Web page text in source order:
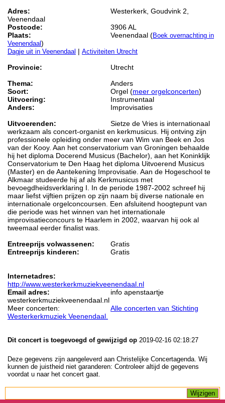
Adres:
Westerkerk, Goudvink 2,
Veenendaal
Postcode:
3906 AL
Plaats:
Veenendaal (Boek overnachting in
Veenendaal)
Dagje uit in Veenendaal | Activiteiten Utrecht
Provincie:
Utrecht
Thema:
Anders
Soort:
Orgel (meer orgelconcerten)
Uitvoering:
Instrumentaal
Anders:
Improvisaties
Uitvoerenden:
Sietze de Vries is internationaal
werkzaam als concert-organist en kerkmusicus. Hij ontving zijn
professionele opleiding onder meer van Wim van Beek en Jos
van der Kooy. Aan het conservatorium van Groningen behaalde
hij het diploma Docerend Musicus (Bachelor), aan het Koninklijk
Conservatorium te Den Haag het diploma Uitvoerend Musicus
(Master) en de Aantekening Improvisatie. Aan de Hogeschool te
Alkmaar studeerde hij af als Kerkmusicus met
bevoegdheidsverklaring I. In de periode 1987-2002 schreef hij
maar liefst vijftien prijzen op zijn naam bij diverse nationale en
internationale orgelconcoursen. Een afsluitend hoogtepunt van
die periode was het winnen van het internationale
improvisatieconcours te Haarlem in 2002, waarvan hij ook al
tweemaal eerder finalist was.
Entreeprijs volwassenen:
Gratis
Entreeprijs kinderen:
Gratis
Internetadres:
http://www.westerkerkmuziekveenendaal.nl
Email adres:
info apenstaartje
westerkerkmuziekveenendaal.nl
Meer concerten:
Alle concerten van Stichting
Westerkerkmuziek Veenendaal.
Dit concert is toegevoegd of gewijzigd op 2019-02-16 02:18:27
Deze gegevens zijn aangeleverd aan Christelijke Concertagenda. Wij
kunnen de juistheid niet garanderen: Controleer altijd de gegevens
voordat u naar het concert gaat.